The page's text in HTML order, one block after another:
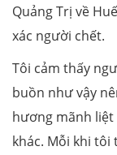
Quảng Trị về
xác người chết.
Tôi cảm thấy
buồn như vậy
hương mãnh liệt
khác. Mỗi khi tôi